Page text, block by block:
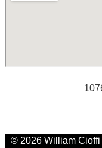
© 2026 William Cioffi